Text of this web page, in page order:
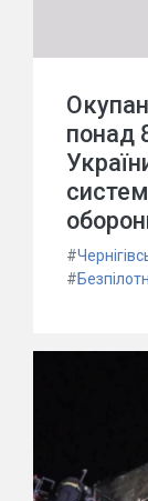
понад
#
#